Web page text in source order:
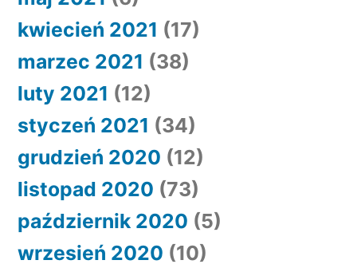
kwiecień 2021 (17)
marzec 2021 (38)
luty 2021 (12)
styczeń 2021 (34)
grudzień 2020 (12)
listopad 2020 (73)
październik 2020 (5)
wrzesień 2020 (10)